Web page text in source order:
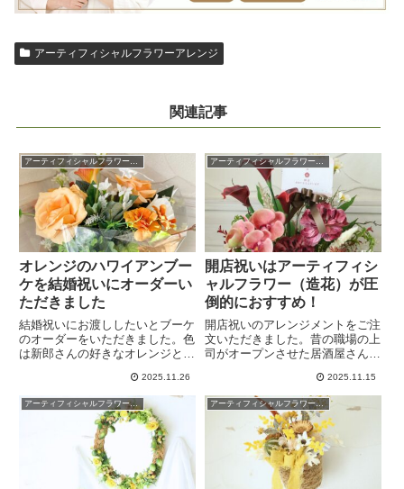
アーティフィシャルフラワーアレンジ
関連記事
オレンジのハワイアンブー
ケを結婚祝いにオーダーい
ただきました
結婚祝いにお渡ししたいとブーケ
のオーダーをいただきました。色
は新郎さんの好きなオレンジと
そうなハワイアンブーケが完成し
ました。リボンもハワイアンでハ
ワイ好きなご夫婦にぴったりで
す。造花のブーケの良さも再確認
2025.11.26
開店祝いはアーティフィシ
ャルフラワー（造花）が圧
倒的におすすめ！
開店祝いのアレンジメントをご注
文いただきました。昔の職場の上
司がオープンさせた居酒屋さん
アレンジを作り友人へ見せたとこ
ろ、絶対！アーティフィシャルフ
ラワーは開店祝いにオススメだよ
と興奮気味に喜んでいただきまし
2025.11.15
アーティフィシャルフラワーアレンジ アーティフィシャルフラワーアレンジ